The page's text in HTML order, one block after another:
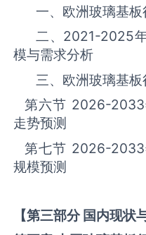
一、欧洲‌‌‌‌‌‌‌玻璃基
二、 2021-2025
模与需求分析
三、欧洲‌‌‌‌‌‌‌玻璃基
第六节 2026-2033
走势预测
第七节 2026-2033
规模预测
【第三部分 国内现状